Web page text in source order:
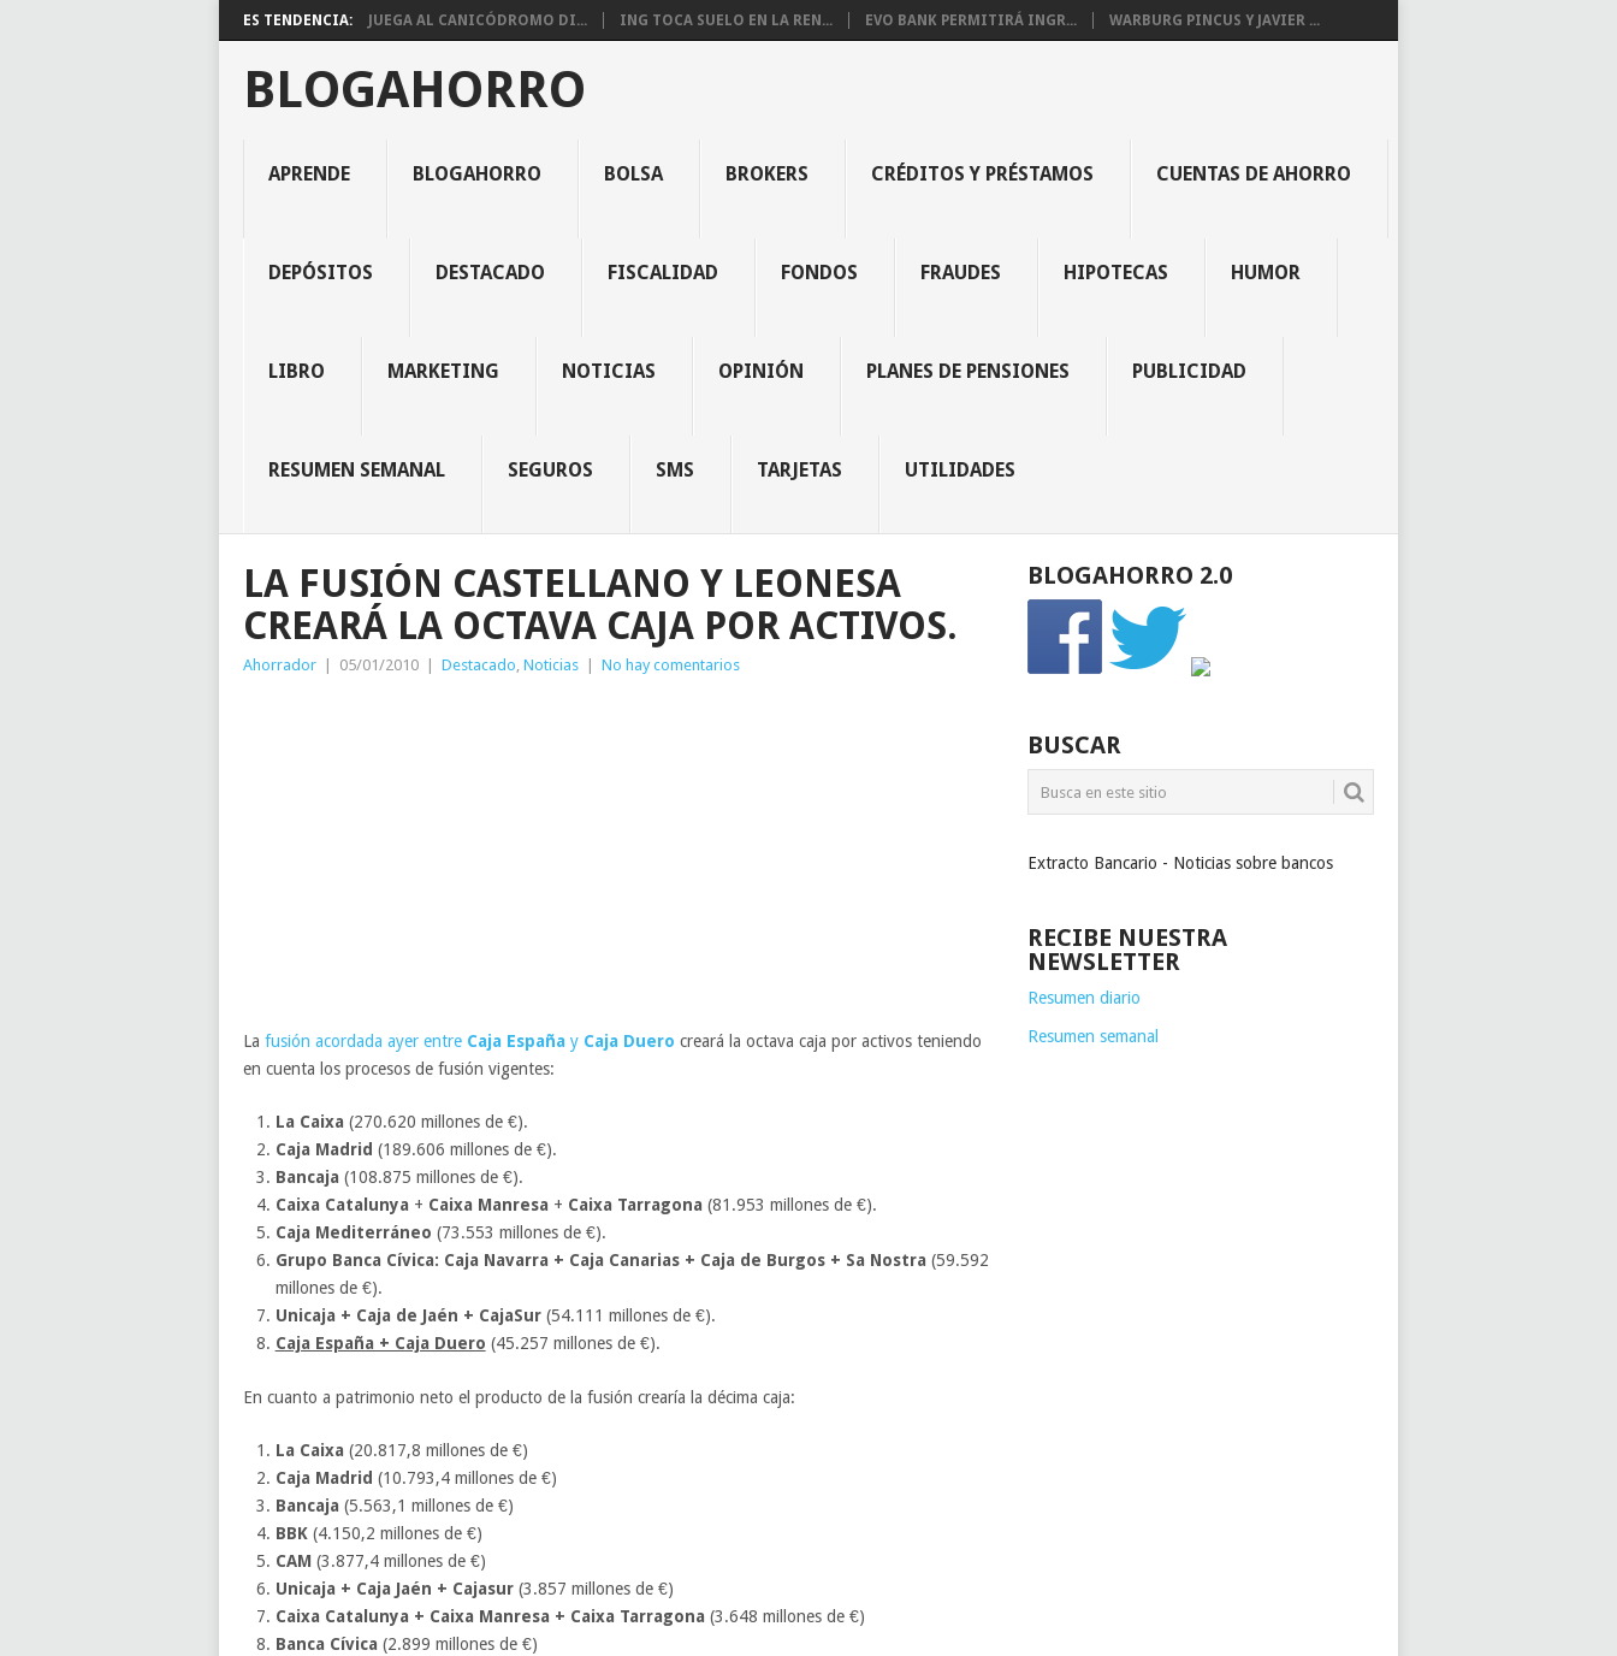
ES TENDENCIA: JUEGA AL CANICÓDROMO DI... ING TOCA SUELO EN LA REN... EVO BANK PERMITIRÁ INGR... WARBURG PINCUS Y JAVIER ...
BLOGAHORRO
APRENDE BLOGAHORRO BOLSA BROKERS CRÉDITOS Y PRÉSTAMOS CUENTAS DE AHORRO
DEPÓSITOS DESTACADO FISCALIDAD FONDOS FRAUDES HIPOTECAS HUMOR
LIBRO MARKETING NOTICIAS OPINIÓN PLANES DE PENSIONES PUBLICIDAD
RESUMEN SEMANAL SEGUROS SMS TARJETAS UTILIDADES
LA FUSIÓN CASTELLANO Y LEONESA
CREARÁ LA OCTAVA CAJA POR ACTIVOS.
Ahorrador 05/01/2010 Destacado, Noticias No hay comentarios
La fusión acordada ayer entre Caja España y Caja Duero creará la octava caja por activos teniendo
en cuenta los procesos de fusión vigentes:
La Caixa (270.620 millones de €).
Caja Madrid (189.606 millones de €).
Bancaja (108.875 millones de €).
Caixa Catalunya + Caixa Manresa + Caixa Tarragona (81.953 millones de €).
Caja Mediterráneo (73.553 millones de €).
Grupo Banca Cívica: Caja Navarra + Caja Canarias + Caja de Burgos + Sa Nostra (59.592
millones de €).
Unicaja + Caja de Jaén + CajaSur(54.111 millones de €).
Caja España + Caja Duero (45.257 millones de €).
En cuanto a patrimonio neto el producto de la fusión crearía la décima caja:
La Caixa (20.817,8 millones de €)
Caja Madrid (10.793,4 millones de €)
Bancaja (5.563,1 millones de €)
BBK(4.150,2 millones de €)
CAM (3.877,4 millones de €)
Unicaja + Caja Jaén + Cajasur(3.857 millones de €)
Caixa Catalunya + Caixa Manresa + Caixa Tarragona (3.648 millones de €)
Banca Cívica (2.899 millones de €)
BLOGAHORRO 2.0
BUSCAR
Extracto Bancario - Noticias sobre bancos
RECIBE NUESTRA
NEWSLETTER
Resumen diario
Resumen semanal